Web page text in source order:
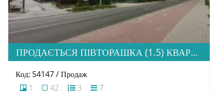
ПРОДАЄТЬСЯ ПІВТОРАШКА (1.5) КВАРТИРА З ІДЕАЛЬНОЮ ЛОКАЦІЄЮ, ЖК HOME
Код: 54147 / Продаж
1
42 3 7